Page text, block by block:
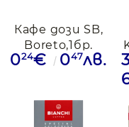
Кафе дози SB,
Boreto,1бр.
024€ 047лв.